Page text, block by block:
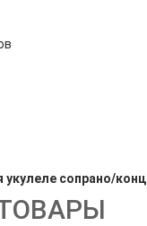
укулеле сопрано/